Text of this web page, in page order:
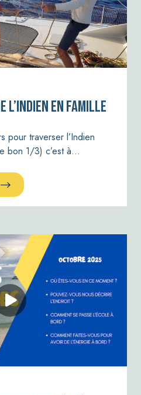
en Famille
pour traverser l’Indien
bon 1/3) c’est à…